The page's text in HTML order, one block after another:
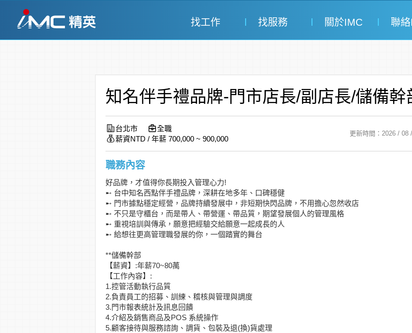
找工作 找服務 關於IMC 聯
知名伴手禮品牌-門市店長/副店長/儲備幹
台北市
全職
薪資NTD / 年薪 700,000 ~ 900,000
更新時間：2026 / 08
職務內容
好品牌，才值得你長期投入管理心力!
➸ 台中知名西點伴手禮品牌，深耕在地多年、口碑穩健
➸ 門市據點穩定經營，品牌持續發展中，非短期快閃品牌，不用擔心忽然收店
➸ 不只是守櫃台，而是帶人、帶營運、帶品質，期望發展個人的管理風格
➸ 重視培訓與傳承，願意把經驗交給願意一起成長的人
➸ 給想往更高管理職發展的你，一個踏實的舞台
**儲備幹部
【薪資】:年薪70~80萬
【工作內容】:
1.控管活動執行品質
2.負責員工的招募、訓練、稽核與管理與調度
3.門市報表統計及訊息回饋
4.介紹及銷售商品及POS 系統操作
5.顧客接待與服務諮詢、調貨、包裝及退(換)貨處理